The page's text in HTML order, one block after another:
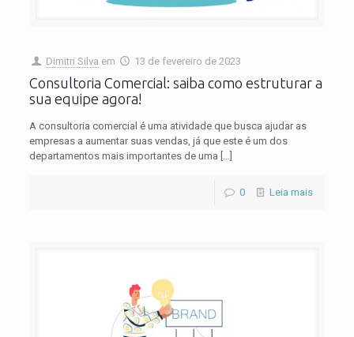
Dimitri Silva em 13 de fevereiro de 2023
Consultoria Comercial: saiba como estruturar a
sua equipe agora!
A consultoria comercial é uma atividade que busca ajudar as
empresas a aumentar suas vendas, já que este é um dos
departamentos mais importantes de uma
0 Leia mais